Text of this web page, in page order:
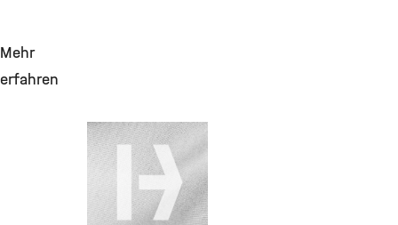
28. Juli 2026
Helium flüssig
bis 170LF,
Produktzuschlag,
GGVSE&Maut zuf.
Mehr
erfahren